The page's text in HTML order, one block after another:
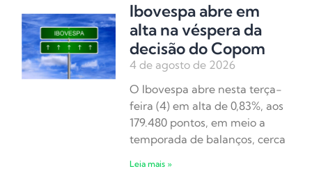
Ibovespa abre em
alta na véspera da
decisão do Copom
4 de agosto de 2026
O Ibovespa abre nesta terça-
feira (4) em alta de 0,83%, aos
179.480 pontos, em meio a
temporada de balanços, cerca
Leia mais »